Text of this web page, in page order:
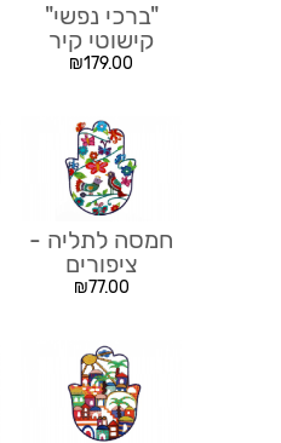
"ברכי נפשי"
קישוטי קיר
₪179.00
חמסה לתליה -
ציפורים
₪77.00